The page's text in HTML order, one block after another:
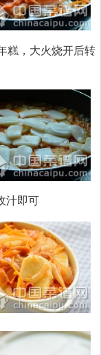
，大火烧开后转
汁即可